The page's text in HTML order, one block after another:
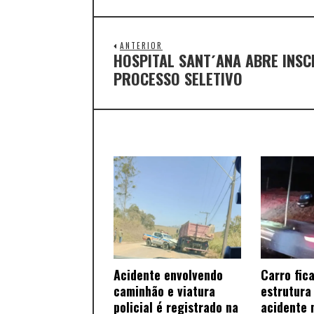
ANTERIOR
HOSPITAL SANT´ANA ABRE
PROCESSO SELETIVO
Acidente envolvendo
caminhão e viatura
policial é registrado na
Carro
estrutura
acidente